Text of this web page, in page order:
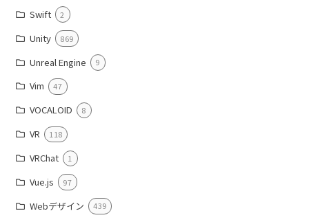
Swift 2
Unity 869
Unreal Engine 9
Vim 47
VOCALOID 8
VR 118
VRChat 1
Vue.js 97
Webデザイン 439